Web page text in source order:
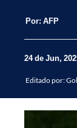
Por: AFP
24 de Jun,
Editado por: